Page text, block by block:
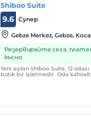
Shiboo Suite
Супер
9.6
Gebze Merkez, Gebze,
Резервирайте сега,
късно
Yeni açılan Shiboo Suite, 12
butik bir işletmedir. Oda kahvaltı